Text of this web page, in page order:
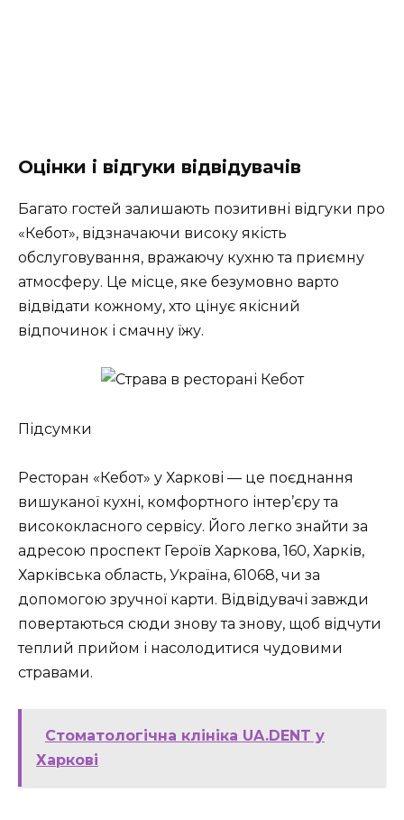
Оцінки і відгуки відвідувачів
Багато гостей залишають позитивні відгуки про
«Кебот», відзначаючи високу якість
обслуговування, вражаючу кухню та приємну
атмосферу. Це місце, яке безумовно варто
відвідати кожному, хто цінує якісний
відпочинок і смачну їжу.
Підсумки
Ресторан «Кебот» у Харкові — це поєднання
вишуканої кухні, комфортного інтер’єру та
висококласного сервісу. Його легко знайти за
адресою проспект Героїв Харкова, 160, Харків,
Харківська область, Україна, 61068, чи за
допомогою зручної карти. Відвідувачі завжди
повертаються сюди знову та знову, щоб відчути
теплий прийом і насолодитися чудовими
стравами.
Стоматологічна клініка UA.DENT у
Харкові